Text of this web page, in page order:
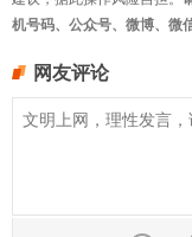
机号码、公众号、微博、微
网友评论